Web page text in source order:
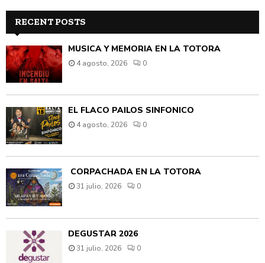
RECENT POSTS
MÚSICA Y MEMORIA EN LA TOTORA
4 agosto, 2026 0
EL FLACO PAILOS SINFÓNICO
4 agosto, 2026 0
CORPACHADA EN LA TOTORA
31 julio, 2026 0
DEGUSTAR 2026
31 julio, 2026 0